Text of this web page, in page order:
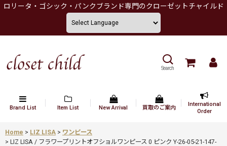
ロリータ・ゴシック・パンクブランド専門のクローゼットチャイルド
Search
Brand List Item List New Arrival 買取のご案内
International
Order
Home > LIZ LISA > ワンピース
> LIZ LISA / フラワープリントオフショルワンピース 0 ピンク Y-26-05-21-147-